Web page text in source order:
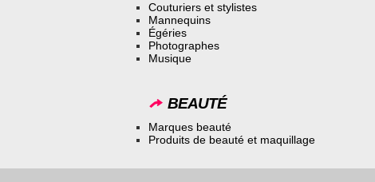
Couturiers et stylistes
Mannequins
Égéries
Photographes
Musique
BEAUTÉ
Marques beauté
Produits de beauté et maquillage